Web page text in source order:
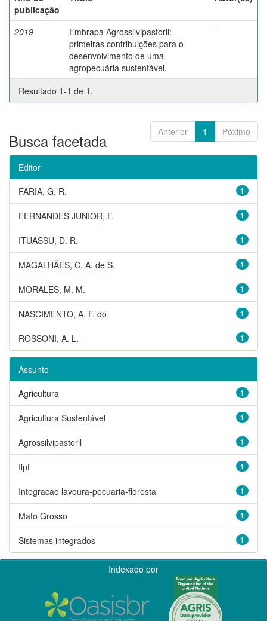
publicação
2019
Embrapa Agrossilvipastoril:
primeiras contribuições para o
desenvolvimento de uma
agropecuária sustentável.
-
Resultado 1-1 de 1.
Anterior 1 Póximo
Busca facetada
Editor
1
FARIA, G. R.
1
FERNANDES JUNIOR, F.
1
ITUASSU, D. R.
1
MAGALHÃES, C. A. de S.
1
MORALES, M. M.
1
NASCIMENTO, A. F. do
1
ROSSONI, A. L.
Assunto
1
Agricultura
1
Agricultura Sustentável
1
Agrossilvipastoril
1
Ilpf
1
Integracao lavoura-pecuaria-floresta
1
Mato Grosso
1
Sistemas integrados
Indexado por